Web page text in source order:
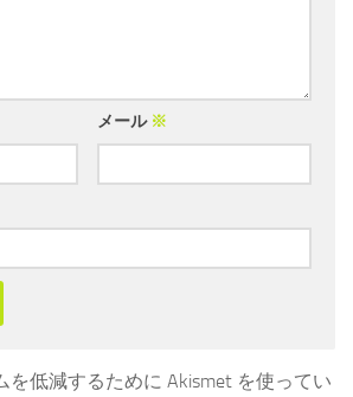
メール ※
を低減するために Akismet を使ってい